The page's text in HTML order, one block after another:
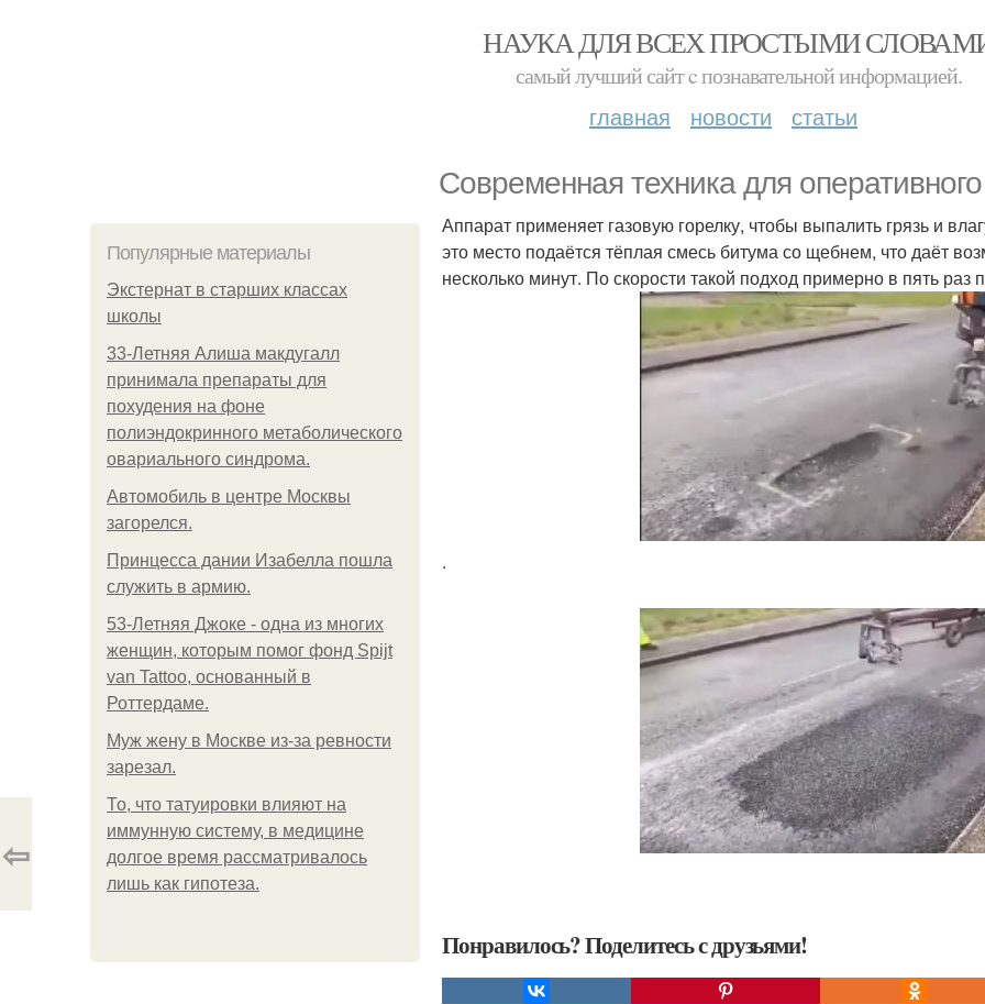
НАУКА ДЛЯ ВСЕХ ПРОСТЫМИ
самый лучший сайт c познавательной информацией.
главная новости статьи
Современная техника для
Популярные материалы
Экстернат в старших классах
школы
33-Летняя Алиша макдугалл
принимала препараты для
похудения на фоне
полиэндокринного метаболического
овариального синдрома.
Автомобиль в центре Москвы
загорелся.
Принцесса дании Изабелла пошла
служить в армию.
53-Летняя Джоке - одна из многих
женщин, которым помог фонд Spijt
van Tattoo, основанный в
Роттердаме.
Mуж жену в Москве из-за ревности
зарезал.
То, что татуировки влияют на
иммунную систему, в медицине
долгое время рассматривалось
лишь как гипотеза.
Аппарат применяет газовую горелку, чтобы выпалить грязь и
это место подаётся тёплая смесь битума со щебнем, что даёт
несколько минут. По скорости такой подход примерно в пять
.
Понравилось? Поделитесь с друзьями!
⇦